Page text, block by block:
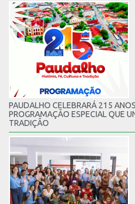
PAUDALHO CELEBRARÁ 215
PROGRAMAÇÃO ESPECIAL QUE
TRADIÇÃO